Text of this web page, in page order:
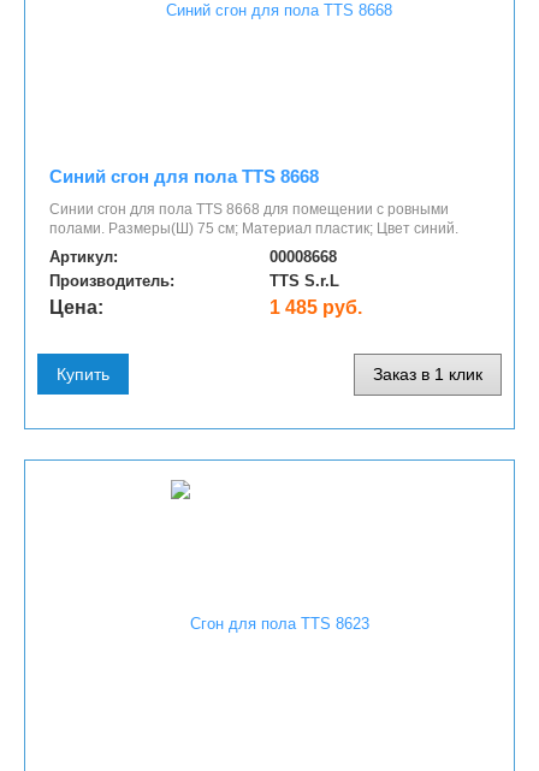
Синий сгон для пола TTS 8668
Синии сгон для пола TTS 8668 для помещении с ровными
полами. Размеры(Ш) 75 см; Материал пластик; Цвет синий.
Артикул:
00008668
Производитель:
TTS S.r.L
Цена: 1 485 руб.
Купить Заказ в 1 клик